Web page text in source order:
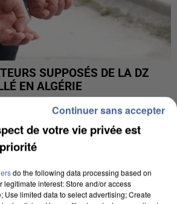
SUPPOSÉS DE LA DZ
EN ALGÉRIE
de votre vie privée est
do the following data processing based on
legitimate interest: Store and/or access
Use limited data to select advertising; Create
Continuer sans accepter